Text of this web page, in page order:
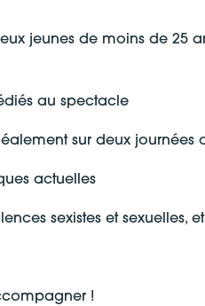
jeunes de moins de 25
au spectacle
sur deux journées
actuelles
sexistes et sexuelles,
!